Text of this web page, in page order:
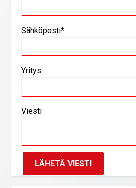
Sähköposti*
Yritys
Viesti